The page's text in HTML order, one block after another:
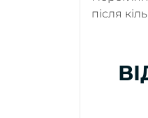
після